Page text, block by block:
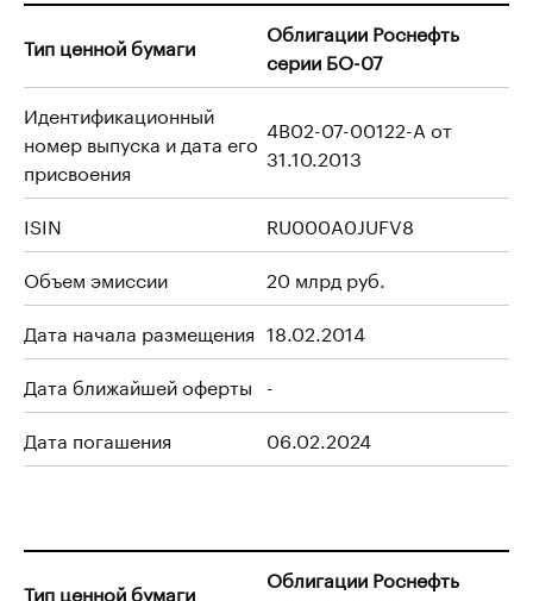
Тип ценной бумаги
Облигации Роснефть
серии БО-07
Идентификационный
номер выпуска и дата его
присвоения
4B02-07-00122-A от
31.10.2013
ISIN
RU000A0JUFV8
Объем эмиссии
20 млрд руб.
Дата начала размещения 18.02.2014
Дата ближайшей оферты -
Дата погашения
06.02.2024
Тип ценной бумаги
Облигации Роснефть